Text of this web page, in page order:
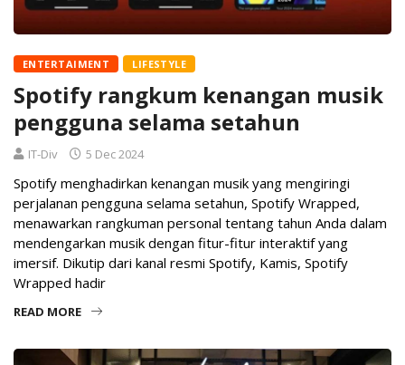
ENTERTAIMENT LIFESTYLE
Spotify rangkum kenangan musik
pengguna selama setahun
IT-Div 5 Dec 2024
Spotify menghadirkan kenangan musik yang mengiringi
perjalanan pengguna selama setahun, Spotify Wrapped,
menawarkan rangkuman personal tentang tahun Anda dalam
mendengarkan musik dengan fitur-fitur interaktif yang
imersif. Dikutip dari kanal resmi Spotify, Kamis, Spotify
Wrapped hadir
READ MORE